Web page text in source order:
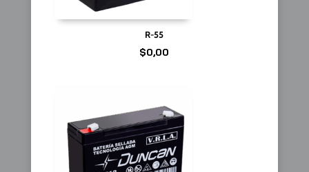
R-55
$0,00